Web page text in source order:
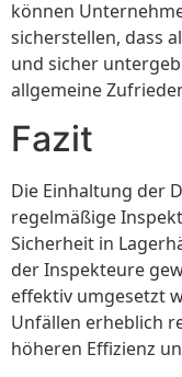
können
sicherstellen, dass
und sicher
allgemeine
Fazit
Die Einhaltung der
regelmäßige
Sicherheit in
der Inspekteure
effektiv umgesetzt
Unfällen erheblich
höheren Effizienz